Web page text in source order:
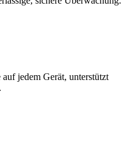
jedem Gerät, unterstützt